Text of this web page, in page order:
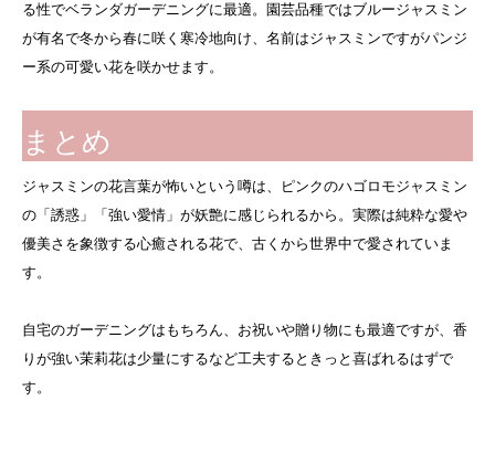
る性でベランダガーデニングに最適。園芸品種ではブルージャスミン
が有名で冬から春に咲く寒冷地向け、名前はジャスミンですがパンジ
ー系の可愛い花を咲かせます。
まとめ
ジャスミンの花言葉が怖いという噂は、ピンクのハゴロモジャスミン
の「誘惑」「強い愛情」が妖艶に感じられるから。実際は純粋な愛や
優美さを象徴する心癒される花で、古くから世界中で愛されていま
す。
自宅のガーデニングはもちろん、お祝いや贈り物にも最適ですが、香
りが強い茉莉花は少量にするなど工夫するときっと喜ばれるはずで
す。